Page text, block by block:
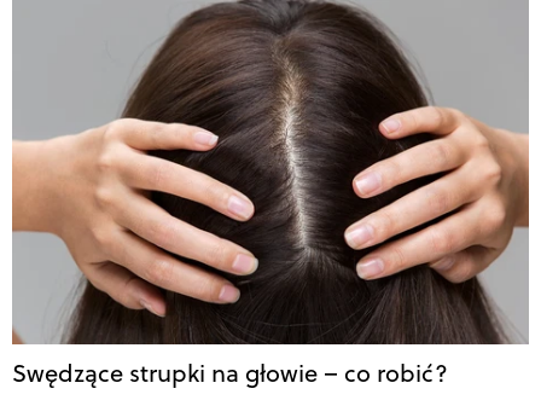
Swędzące strupki na głowie – co robić?